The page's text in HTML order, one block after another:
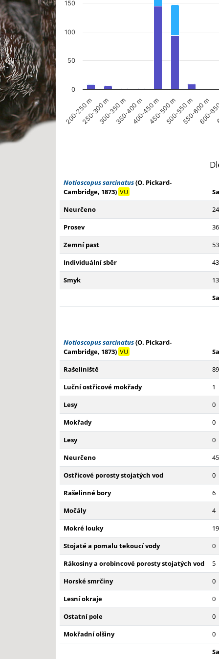
200-250 m250-300 m300-350 m350-400 m400-450 m450-500 m500-550 m550-600 m
600-
0
50
100
150
Notioscopus sarcinatus(O. Pickard-
Cambridge, 1873) VU
Neurčeno
24
Prosev
36
Zemní past
53
Individuální sběr
43
Smyk
13
Notioscopus sarcinatus(O. Pickard-
Cambridge, 1873) VU
Rašeliniště
89
Luční ostřicové mokřady
1
Lesy
0
Mokřady
0
Lesy
0
Neurčeno
45
Ostřicové porosty stojatých vod
0
Rašelinné bory
6
Močály
4
Mokré louky
19
Stojaté a pomalu tekoucí vody
0
Rákosiny a orobincové porosty stojatých vod
5
Horské smrčiny
0
Lesní okraje
0
Ostatní pole
0
Mokřadní olšiny
0